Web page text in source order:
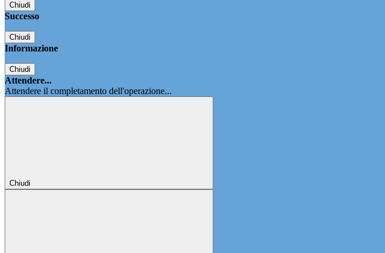
Chiudi
Successo
Chiudi
Informazione
Chiudi
Attendere...
Attendere il completamento dell'operazione...
Chiudi